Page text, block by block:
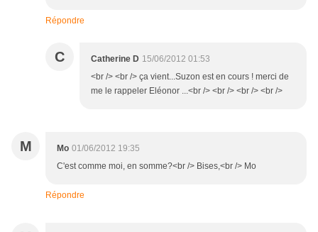
Répondre
C Catherine D 15/06/2012 01:53
<br /> <br /> ça vient...Suzon est en cours ! merci de
me le rappeler Eléonor ...<br /> <br /> <br /> <br />
M Mo 01/06/2012 19:35
C'est comme moi, en somme?<br /> Bises,<br /> Mo
Répondre